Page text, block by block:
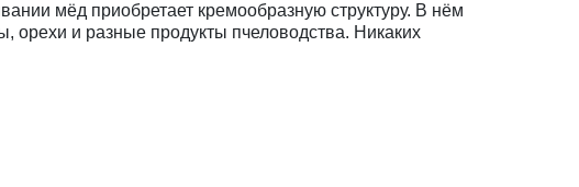
мёд приобретает кремообразную структуру. В нём
орехи и разные продукты пчеловодства. Никаких